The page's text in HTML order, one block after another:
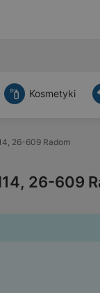
Kosmetyki
26-609 Radom
26-609